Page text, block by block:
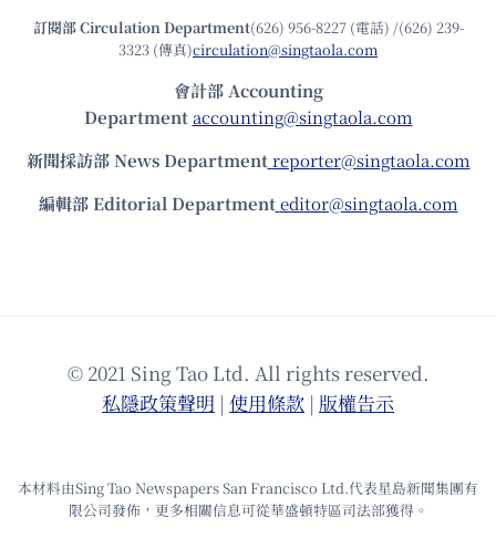
訂閱部 Circulation Department(626) 956-8227 (電話) /(626) 239-
3323 (傳真)circulation@singtaola.com
會計部 Accounting
Department accounting@singtaola.com
新聞採訪部 News Department reporter@singtaola.com
編輯部 Editorial Department editor@singtaola.com
© 2021 Sing Tao Ltd. All rights reserved.
私隱政策聲明 | 使⽤條款 | 版權告⽰
本材料由Sing Tao Newspapers San Francisco Ltd.代表星島新聞集團有
限公司發佈，更多相關信息可從華盛頓特區司法部獲得。